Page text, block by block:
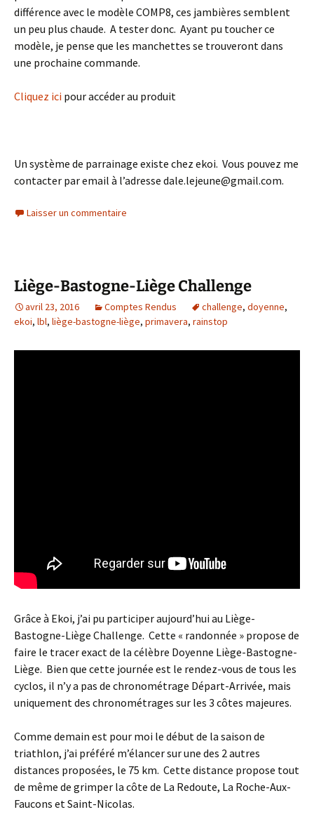
différence avec le modèle COMP8, ces jambières semblent
un peu plus chaude. A tester donc. Ayant pu toucher ce
modèle, je pense que les manchettes se trouveront dans
une prochaine commande.
Cliquez ici pour accéder au produit
Un système de parrainage existe chez ekoi. Vous pouvez me
contacter par email à l’adresse dale.lejeune@gmail.com.
Laisser un commentaire
Liège-Bastogne-Liège Challenge
avril 23, 2016 Comptes Rendus challenge, doyenne,
ekoi, lbl, liège-bastogne-liège, primavera, rainstop
Grâce à Ekoi, j’ai pu participer aujourd’hui au Liège-
Bastogne-Liège Challenge. Cette « randonnée » propose de
faire le tracer exact de la célèbre Doyenne Liège-Bastogne-
Liège. Bien que cette journée est le rendez-vous de tous les
cyclos, il n’y a pas de chronométrage Départ-Arrivée, mais
uniquement des chronométrages sur les 3 côtes majeures.
Comme demain est pour moi le début de la saison de
triathlon, j’ai préféré m’élancer sur une des 2 autres
distances proposées, le 75 km. Cette distance propose tout
de même de grimper la côte de La Redoute, La Roche-Aux-
Faucons et Saint-Nicolas.